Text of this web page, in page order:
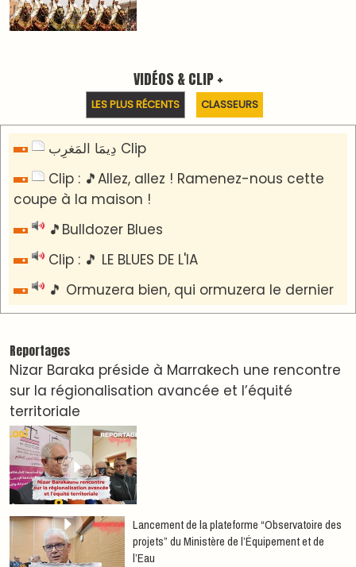
VIDÉOS & CLIP +
LES PLUS RÉCENTS CLASSEURS
دِيمَا المَغرِب Clip
Clip : 🎵Allez, allez ! Ramenez-nous cette
coupe à la maison !
🎵Bulldozer Blues
Clip : 🎵 LE BLUES DE L'IA
🎵 Ormuzera bien, qui ormuzera le dernier
Reportages
Nizar Baraka préside à Marrakech une rencontre
sur la régionalisation avancée et l’équité
territoriale
​Lancement de la plateforme “Observatoire des
projets” du Ministère de l’Équipement et de
l’Eau